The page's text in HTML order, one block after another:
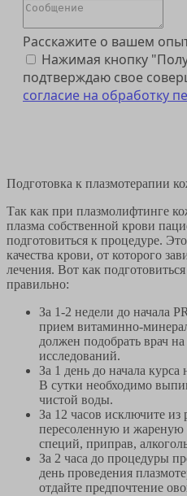
Расскажите о вашем
Нажимая кнопку
подтверждаю свое
согласие на обработку
Подготовка к плазмотерапии
Так как при плазмолифтинге
плазма собственной крови
подготовиться к процедуре.
качества крови, от которого
лечения. Вот как
правильно:
За 1-2 недели до начала
прием витаминно-
должен подобрать врач
исследований.
За 1 день до начала
В сутки необходимо
чистой воды.
За 12 часов исключите
пересоленную и жареную
специй, приправ,
За 2 часа до процедуры
день проведения
отдайте предпочтение